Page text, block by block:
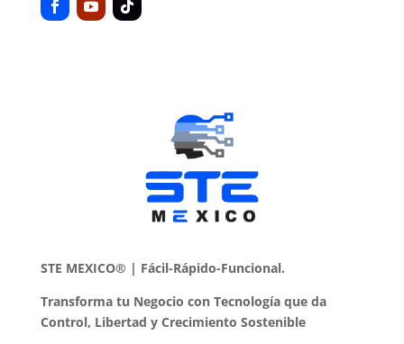
STE MEXICO® | Fácil-Rápido-Funcional.
Transforma tu Negocio con Tecnología que da
Control, Libertad y Crecimiento Sostenible